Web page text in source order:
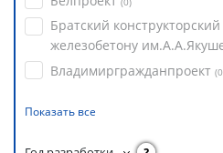
Братский
железобетону
Владимиргражданпроект (0
Показать все